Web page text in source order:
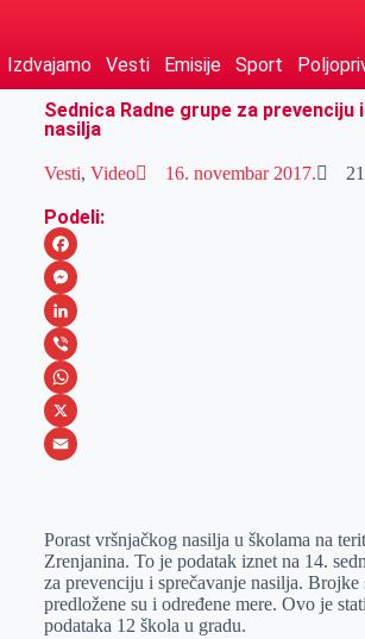
Izdvajamo Vesti Emisije Sport
Sednica Radne grupe za prevenciju
nasilja
Vesti, Video 16. novembar 2017.
Podeli:
F
a
c
e
b
o
M
e
s
s
e
e
r
L
i
n
k
I
n
V
i
b
W
h
s
A
p
X
a
i
l
Porast vršnjačkog nasilja u školama na
Zrenjanina. To je podatak iznet na 14.
za prevenciju i sprečavanje nasilja. Brojke
predložene su i određene mere. Ovo je
podataka 12 škola u gradu.